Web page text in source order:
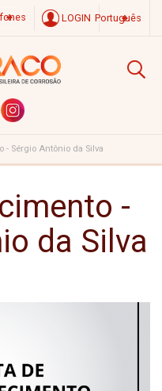
LOGIN Português
- Sérgio Antônio da Silva
-
da Silva